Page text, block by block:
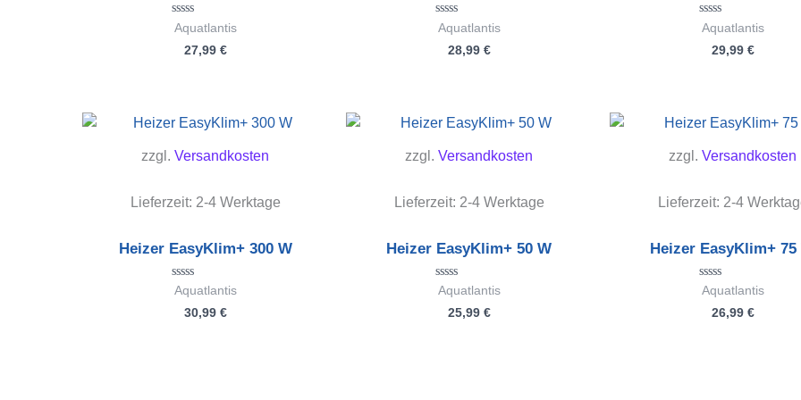
Bewertet
mit
Aquatlantis
27,99 €
Bewertet
mit
Aquatlantis
28,99 €
Bewertet
mit
Aquatlantis
29,99 €
zzgl. Versandkosten
Lieferzeit: 2-4 Werktage
Heizer EasyKlim+ 300 W
Bewertet
mit
Aquatlantis
30,99 €
zzgl. Versandkosten
Lieferzeit: 2-4 Werktage
Heizer EasyKlim+ 50 W
Bewertet
mit
Aquatlantis
25,99 €
zzgl. Versandkosten
Lieferzeit: 2-4
Heizer EasyKlim+ 75
Bewertet
mit
Aquatlantis
26,99 €